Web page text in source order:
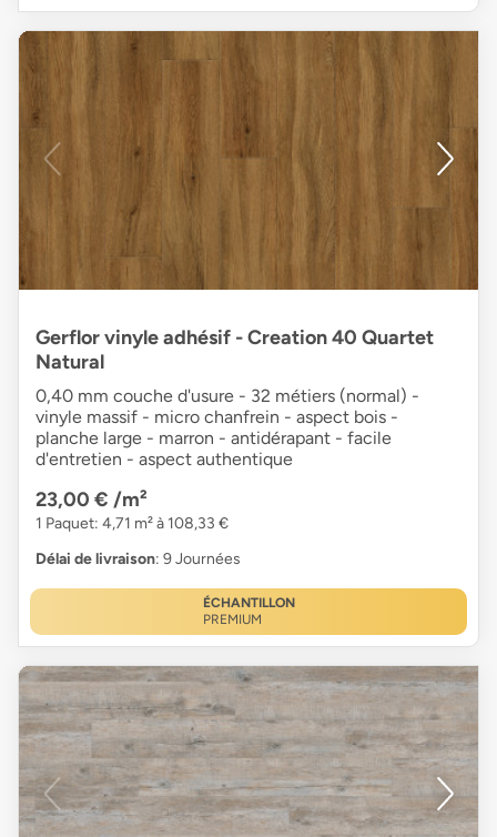
Gerflor vinyle adhésif - Creation 40 Quartet
Natural
0,40 mm couche d'usure - 32 métiers (normal) -
vinyle massif - micro chanfrein - aspect bois -
planche large - marron - antidérapant - facile
d'entretien - aspect authentique
23,00 € /m²
1 Paquet: 4,71 m² à 108,33 €
Délai de livraison: 9 Journées
ÉCHANTILLON
PREMIUM